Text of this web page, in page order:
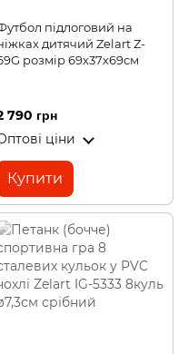
підлоговий на
дитячий Zelart Z-
розмір 69х37х69см
790 грн
ціни
Купити